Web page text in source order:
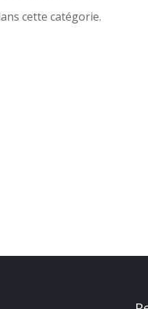
cette catégorie.